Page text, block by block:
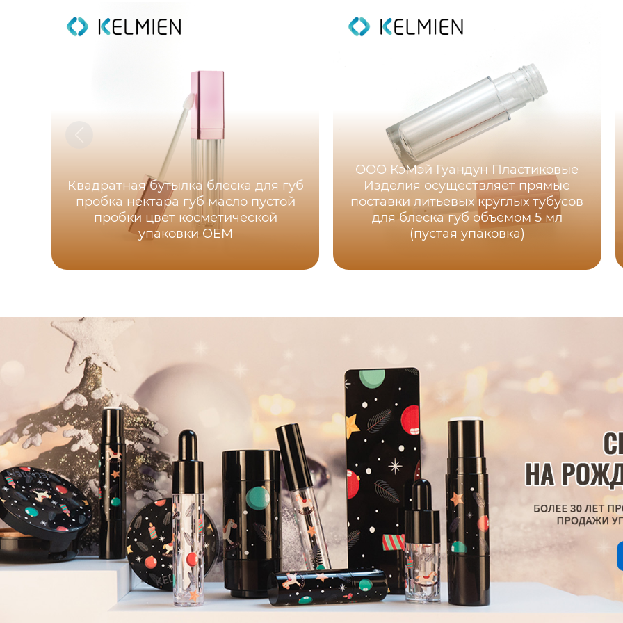
Квадратная бутылка блеска для губ
пробка нектара губ масло пустой
пробки цвет косметической
упаковки OEM
ООО КэМэй Гуандун Пластиковые
Изделия осуществляет прямые
поставки литьевых круглых тубусов
для блеска губ объёмом 5 мл
(пустая упаковка)